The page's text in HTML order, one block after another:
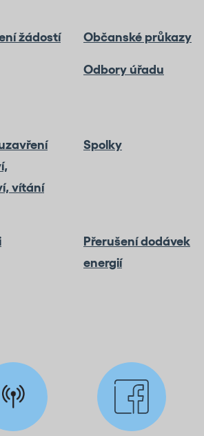
žádostí Občanské průkazy
Odbory úřadu
vítání
Spolky
Přerušení dodávek
energií